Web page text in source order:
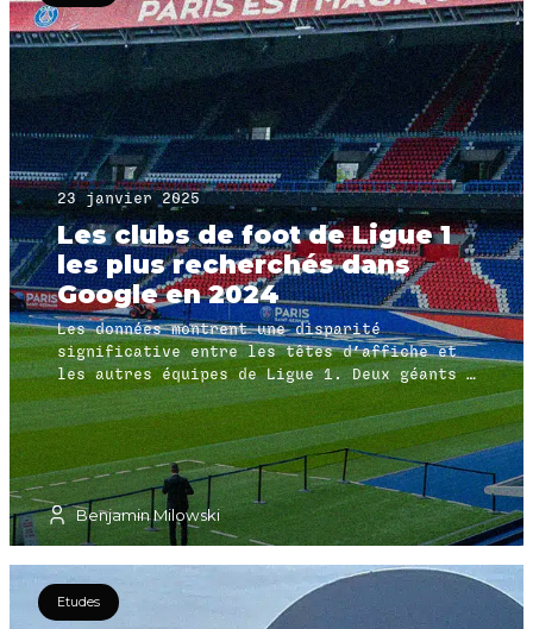
23 janvier 2025
Les clubs de foot de Ligue 1
les plus recherchés dans
Google en 2024
Les données montrent une disparité
significative entre les têtes d’affiche et
les autres équipes de Ligue 1. Deux géants –
le Paris Saint-Germain (PSG) et l’Olympique
de Marseille (OM) – dominent largement,
cumulant à eux seuls plus de 60 % des
recherches Google liées aux clubs de Ligue 1
en France.
Benjamin Milowski
Etudes